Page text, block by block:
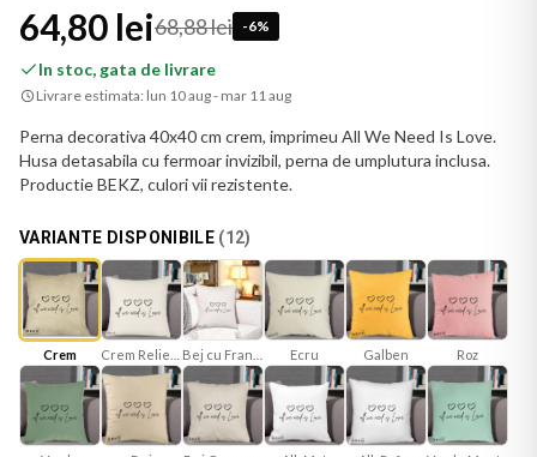
64,80 lei68,88 lei -6%
In stoc, gata de livrare
Livrare estimata: lun 10 aug - mar 11 aug
Perna decorativa 40x40 cm crem, imprimeu All We Need Is Love.
Husa detasabila cu fermoar invizibil, perna de umplutura inclusa.
Productie BEKZ, culori vii rezistente.
VARIANTE DISPONIBILE (12)
Crem Ecru Galben Roz